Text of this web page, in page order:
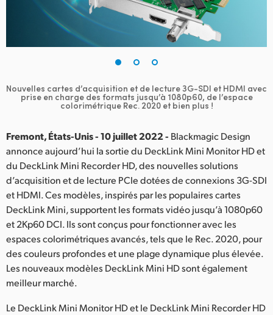
France
Germany
India
Japan
Korea
Malaysia
Netherlands
New Zealand
Norway
Nouvelles cartes d’acquisition et de lecture 3G-SDI et HDMI avec
prise en charge des formats jusqu’à 1080p60, de l’espace
colorimétrique Rec. 2020 et bien plus !
Fremont, États-Unis - 10 juillet 2022 - Blackmagic Design
annonce aujourd’hui la sortie du DeckLink Mini Monitor HD et
du DeckLink Mini Recorder HD, des nouvelles solutions
d’acquisition et de lecture PCIe dotées de connexions 3G-SDI
et HDMI. Ces modèles, inspirés par les populaires cartes
DeckLink Mini, supportent les formats vidéo jusqu’à 1080p60
et 2Kp60 DCI. Ils sont conçus pour fonctionner avec les
espaces colorimétriques avancés, tels que le Rec. 2020, pour
des couleurs profondes et une plage dynamique plus élevée.
Les nouveaux modèles DeckLink Mini HD sont également
meilleur marché.
Le DeckLink Mini Monitor HD et le DeckLink Mini Recorder HD